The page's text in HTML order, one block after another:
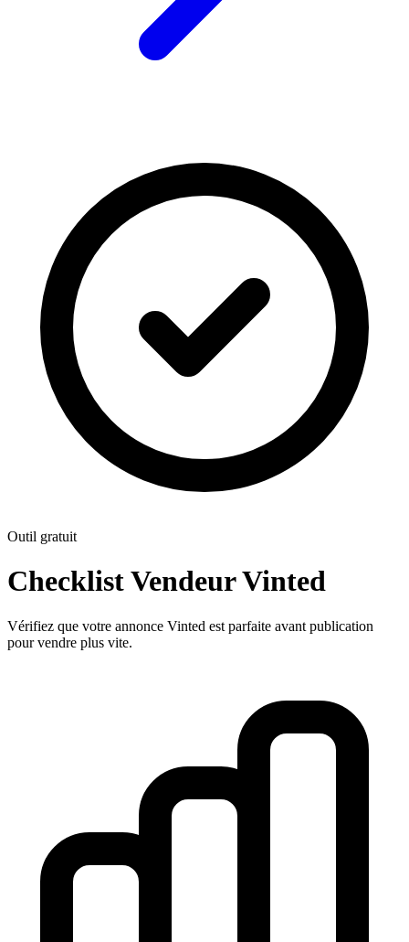
Outil gratuit
Checklist Vendeur Vinted
Vérifiez que votre annonce Vinted est parfaite avant publication
pour vendre plus vite.